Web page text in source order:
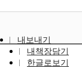
내보내기
내책장담기
한글로보기